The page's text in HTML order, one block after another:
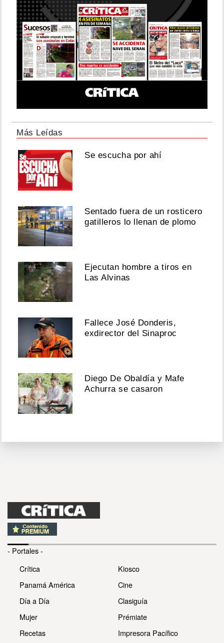
Más Leídas
Se escucha por ahí
Sentado fuera de un rosticero
gatilleros lo llenan de plomo
Ejecutan hombre a tiros en
Las Alvinas
Fallece José Donderis,
exdirector del Sinaproc
Diego De Obaldía y Mafe
Achurra se casaron
- Portales -
Crítica
Panamá América
Día a Día
Mujer
Recetas
Kiosco
Cine
Clasiguía
Prémiate
Impresora Pacífico